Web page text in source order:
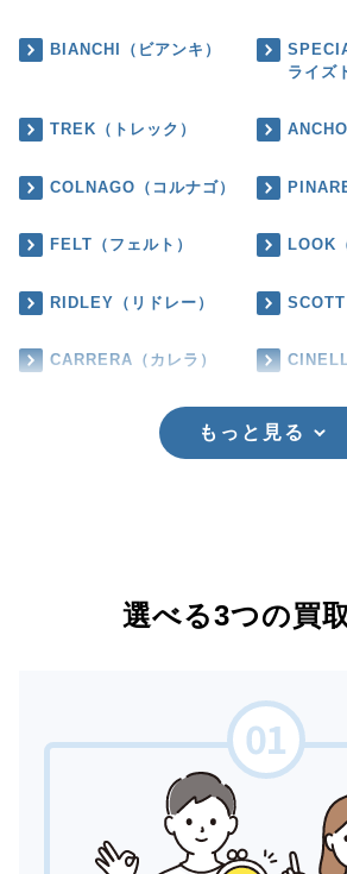
BIANCHI（ビアンキ）
ライズ
TREK（トレック）
COLNAGO（コルナゴ）
FELT（フェルト） LOOK
RIDLEY（リドレー） SCOTT
CARRERA（カレラ）
もっと見る
選べる3つの買